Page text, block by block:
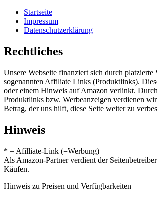
Startseite
Impressum
Datenschutzerklärung
Rechtliches
Unsere Webseite finanziert sich durch platzierte
sogenannten Affiliate Links (Produktlinks).
oder einem Hinweis auf Amazon verlinkt.
Produktlinks bzw. Werbeanzeigen verdienen
Betrag, der uns hilft, diese Seite weiter zu
Hinweis
* = Afilliate-Link (=Werbung)
Als Amazon-Partner verdient der
Käufen.
Hinweis zu Preisen und Verfügbarkeiten